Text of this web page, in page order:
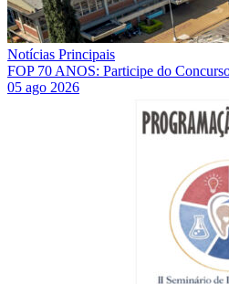
Notícias Principais
FOP 70 ANOS: Participe do
05 ago 2026